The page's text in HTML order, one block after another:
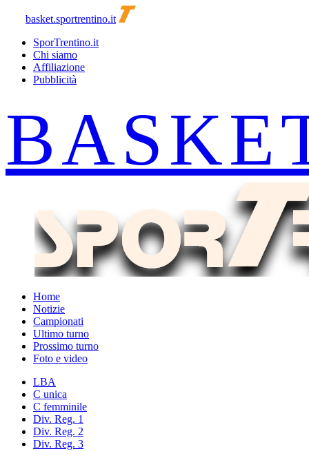
basket.sportrentino.it
SporTrentino.it
Chi siamo
Affiliazione
Pubblicità
Home
Notizie
Campionati
Ultimo turno
Prossimo turno
Foto e video
LBA
C unica
C femminile
Div. Reg. 1
Div. Reg. 2
Div. Reg. 3